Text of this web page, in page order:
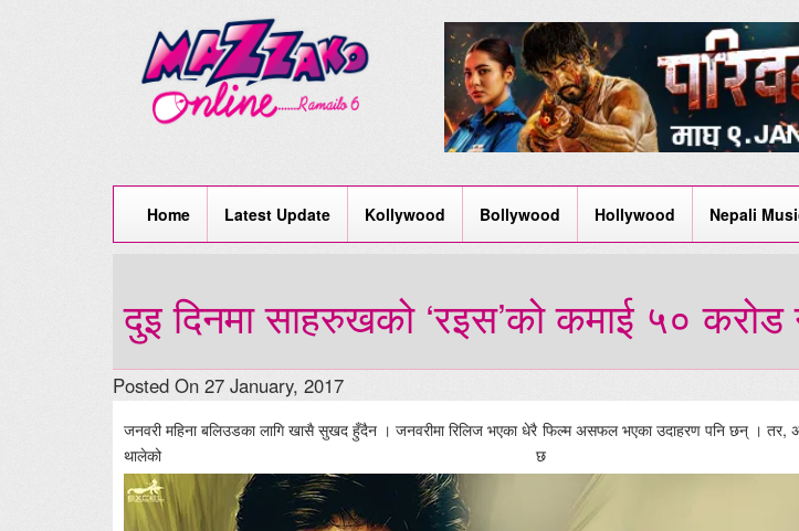
Home Latest Update Kollywood Bollywood Hollywood Nepali
दुइ दिनमा साहरुखको ‘रइस’को कमाई ५०
Posted On 27 January, 2017
जनवरी महिना बलिउडका लागि खासै सुखद हुँदैन । जनवरीमा रिलिज भएका धेरै फिल्म असफल भएका उदाहरण पनि छन् । तर,
थालेको छ